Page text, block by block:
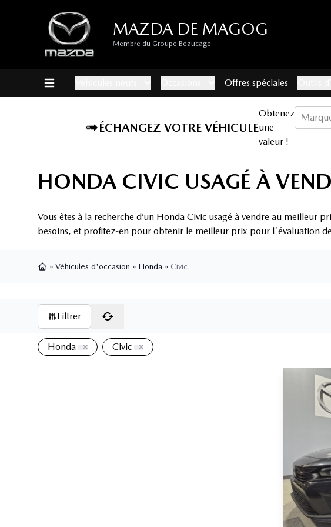
MAZDA DE MAGOG
Membre du Groupe Beaucage
Offres spéciales
ÉCHANGEZ VOTRE VÉHICULE
Obtenez
une
valeur !
HONDA CIVIC USAGÉ À
Vous êtes à la recherche d’un Honda Civic usagé à vendre au
besoins, et profitez-en pour obtenir le meilleur prix pour l'évaluation
» Véhicules d'occasion » Honda » Civic
Filtrer
Honda Civic